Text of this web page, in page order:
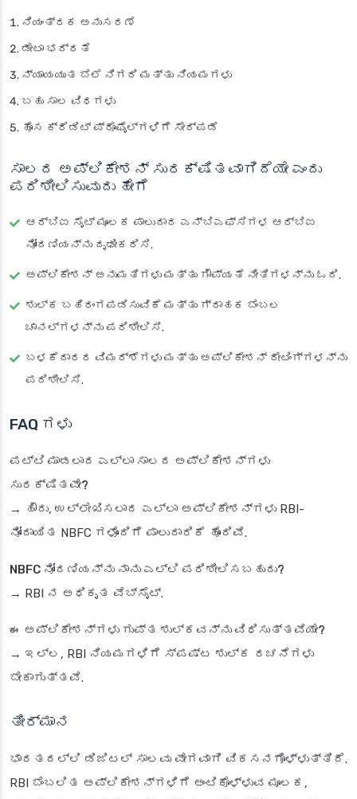
ನಿಯಂತ್ರಕ ಅನುಸರಣೆ
ಡೇಟಾ ಭದ್ರತೆ
ನ್ಯಾಯಯುತ ಬೆಲೆ ನಿಗದಿ ಮತ್ತು ನಿಯಮಗಳು
ಬಹು ಸಾಲ ವಿಧಗಳು
ಹೊಸ ಕ್ರೆಡಿಟ್ ಪ್ರೊಫೈಲ್‌ಗಳಿಗೆ ಸೇರ್ಪಡೆ
ಸಾಲದ ಅಪ್ಲಿಕೇಶನ್ ಸುರಕ್ಷಿತವಾಗಿದೆಯೇ ಎಂದು
ಪರಿಶೀಲಿಸುವುದು ಹೇಗೆ
ಆರ್‌ಬಿಐ ಸೈಟ್ ಮೂಲಕ ಪಾಲುದಾರ ಎನ್‌ಬಿಎಫ್‌ಸಿಗಳ ಆರ್‌ಬಿಐ
ನೋಂದಣಿಯನ್ನು ದೃಢೀಕರಿಸಿ.
ಅಪ್ಲಿಕೇಶನ್ ಅನುಮತಿಗಳು ಮತ್ತು ಗೌಪ್ಯತೆ ನೀತಿಗಳನ್ನು ಓದಿ.
ಶುಲ್ಕ ಬಹಿರಂಗಪಡಿಸುವಿಕೆ ಮತ್ತು ಗ್ರಾಹಕ ಬೆಂಬಲ
ಚಾನಲ್‌ಗಳನ್ನು ಪರಿಶೀಲಿಸಿ.
ಬಳಕೆದಾರರ ವಿಮರ್ಶೆಗಳು ಮತ್ತು ಅಪ್ಲಿಕೇಶನ್ ರೇಟಿಂಗ್‌ಗಳನ್ನು
ಪರಿಶೀಲಿಸಿ.
FAQ ಗಳು
ಪಟ್ಟಿ ಮಾಡಲಾದ ಎಲ್ಲಾ ಸಾಲದ ಅಪ್ಲಿಕೇಶನ್‌ಗಳು
ಸುರಕ್ಷಿತವೇ?
→ ಹೌದು, ಉಲ್ಲೇಖಿಸಲಾದ ಎಲ್ಲಾ ಅಪ್ಲಿಕೇಶನ್‌ಗಳು RBI-
ನೋಂದಾಯಿತ NBFC ಗಳೊಂದಿಗೆ ಪಾಲುದಾರಿಕೆ ಹೊಂದಿವೆ.
NBFC ನೋಂದಣಿಯನ್ನು ನಾನು ಎಲ್ಲಿ ಪರಿಶೀಲಿಸಬಹುದು?
→ RBI ನ ಅಧಿಕೃತ ವೆಬ್‌ಸೈಟ್.
ಈ ಅಪ್ಲಿಕೇಶನ್‌ಗಳು ಗುಪ್ತ ಶುಲ್ಕವನ್ನು ವಿಧಿಸುತ್ತವೆಯೇ?
→ ಇಲ್ಲ, RBI ನಿಯಮಗಳಿಗೆ ಸ್ಪಷ್ಟ ಶುಲ್ಕ ರಚನೆಗಳು
ಬೇಕಾಗುತ್ತವೆ.
ತೀರ್ಮಾನ
ಭಾರತದಲ್ಲಿ ಡಿಜಿಟಲ್ ಸಾಲವು ವೇಗವಾಗಿ ವಿಕಸನಗೊಳ್ಳುತ್ತಿದೆ.
RBI ಬೆಂಬಲಿತ ಅಪ್ಲಿಕೇಶನ್‌ಗಳಿಗೆ ಅಂಟಿಕೊಳ್ಳುವ ಮೂಲಕ,